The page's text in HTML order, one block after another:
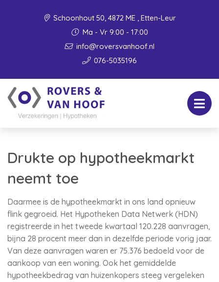
Schoonhout 50, 4872 ME , Etten-Leur
Ma - Vr 9:00 - 17:00
info@roversvanhoof.nl
076-5035196
Drukte op hypotheekmarkt
neemt toe
Daarmee is de hypotheekmarkt in ons land opnieuw
flink gegroeid. Het Hypotheken Data Netwerk (HDN)
registreerde in het tweede kwartaal 120.228 aanvragen,
bijna 28 procent meer dan in dezelfde periode vorig jaar.
Van deze aanvragen waren er 75.376 bedoeld voor de
aankoop van een woning. Ook het gemiddelde
hypotheekbedrag van huizenkopers steeg vergeleken